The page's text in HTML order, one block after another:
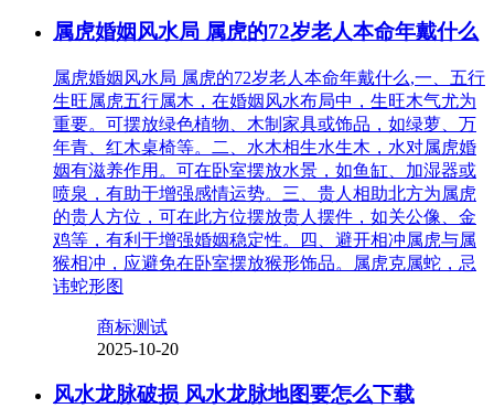
属虎婚姻风水局 属虎的72岁老人本命年戴什么
属虎婚姻风水局 属虎的72岁老人本命年戴什么,一、五行
生旺属虎五行属木，在婚姻风水布局中，生旺木气尤为
重要。可摆放绿色植物、木制家具或饰品，如绿萝、万
年青、红木桌椅等。二、水木相生水生木，水对属虎婚
姻有滋养作用。可在卧室摆放水景，如鱼缸、加湿器或
喷泉，有助于增强感情运势。三、贵人相助北方为属虎
的贵人方位，可在此方位摆放贵人摆件，如关公像、金
鸡等，有利于增强婚姻稳定性。四、避开相冲属虎与属
猴相冲，应避免在卧室摆放猴形饰品。属虎克属蛇，忌
讳蛇形图
商标测试
2025-10-20
风水龙脉破损 风水龙脉地图要怎么下载